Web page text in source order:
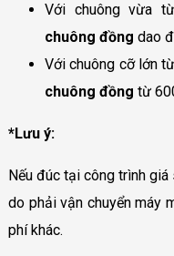
Với chuông vừa
chuông đồng dao
Với chuông cỡ lớn
chuông đồng từ
*Lưu ý:
Nếu đúc tại công trình
do phải vận chuyển máy
phí khác.